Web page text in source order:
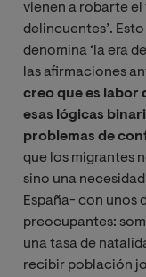
vienen a robarte el
delincuentes’.
denomina ‘la era
las afirmaciones
creo que es labor
esas lógicas
problemas de
que los migrantes
sino una
España- con unos
preocupantes:
una tasa de
recibir población